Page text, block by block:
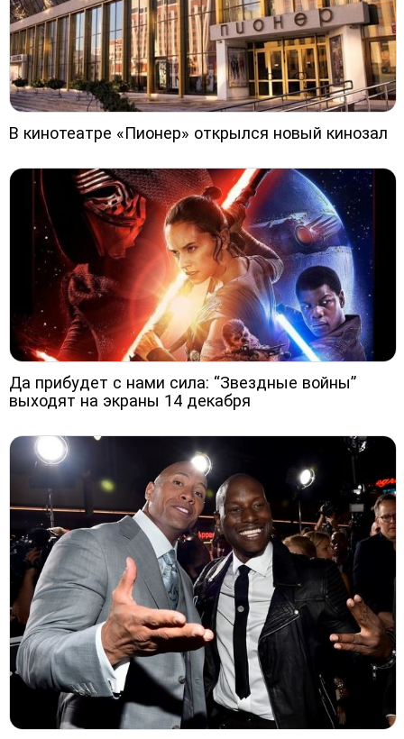
В кинотеатре «Пионер» открылся новый кинозал
Да прибудет с нами сила: “Звездные войны”
выходят на экраны 14 декабря